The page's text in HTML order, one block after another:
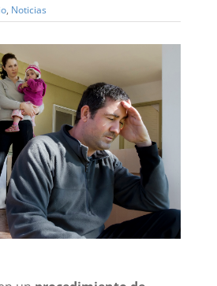
, Noticias